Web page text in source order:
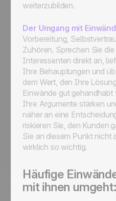
weiterzubilden.
Der Umgang mit
Vorbereitung,
Zuhören. Sprechen Sie
Interessenten direkt an,
Ihre Behauptungen und
dem Wert, den Ihre
Einwände gut gehandhabt
Ihre Argumente stärken
näher an eine
riskieren Sie, den Kunden
Sie an diesem Punkt nicht
wirklich so wichtig.
Häufige
mit ihnen umgeht: